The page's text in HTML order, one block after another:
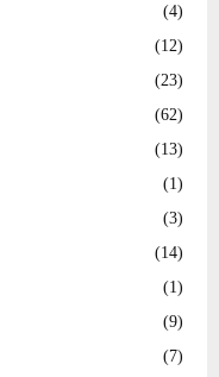
(4)
(12)
(23)
(62)
(13)
(1)
(3)
(14)
(1)
(9)
(7)